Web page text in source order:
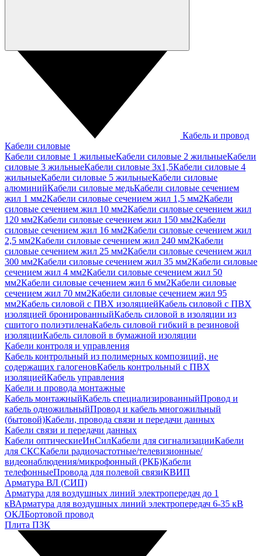
Кабель и провод
Кабели силовые
Кабели силовые 1 жильныеКабели силовые 2 жильныеКабели
силовые 3 жильныеКабели силовые 3х1,5Кабели силовые 4
жильныеКабели силовые 5 жильныеКабели силовые
алюминийКабели силовые медьКабели силовые сечением
жил 1 мм2Кабели силовые сечением жил 1,5 мм2Кабели
силовые сечением жил 10 мм2Кабели силовые сечением жил
120 мм2Кабели силовые сечением жил 150 мм2Кабели
силовые сечением жил 16 мм2Кабели силовые сечением жил
2,5 мм2Кабели силовые сечением жил 240 мм2Кабели
силовые сечением жил 25 мм2Кабели силовые сечением жил
300 мм2Кабели силовые сечением жил 35 мм2Кабели силовые
сечением жил 4 мм2Кабели силовые сечением жил 50
мм2Кабели силовые сечением жил 6 мм2Кабели силовые
сечением жил 70 мм2Кабели силовые сечением жил 95
мм2Кабель силовой с ПВХ изоляциейКабель силовой с ПВХ
изоляцией бронированныйКабель силовой в изоляции из
сшитого полиэтиленаКабель силовой гибкий в резиновой
изоляцииКабель силовой в бумажной изоляции
Кабели контроля и управления
Кабель контрольный из полимерных композиций, не
содержащих галогеновКабель контрольный с ПВХ
изоляциейКабель управления
Кабели и провода монтажные
Кабель монтажныйКабель специализированныйПровод и
кабель одножильныйПровод и кабель многожильный
(бытовой)Кабели, провода связи и передачи данных
Кабели связи и передачи данных
Кабели оптическиеИнСилКабели для сигнализацииКабели
для СКСКабели радиочастотные/телевизионные/
видеонаблюдения/микрофонный (РКБ)Кабели
телефонныеПровода для полевой связиКВИП
Арматура ВЛ (СИП)
Арматура для воздушных линий электропередач до 1
кВАрматура для воздушных линий электропередач 6-35 кВ
ОКЛБортовой провод
Плита ПЗК